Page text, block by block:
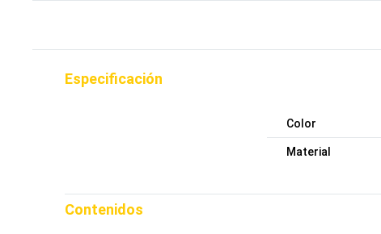
Especificación
Color
Material
Contenidos